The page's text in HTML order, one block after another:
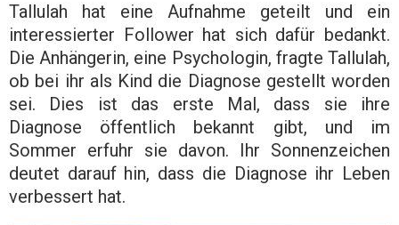
Tallulah hat eine Aufnahme geteilt und ein
interessierter Follower hat sich dafür bedankt.
Die Anhängerin, eine Psychologin, fragte Tallulah,
ob bei ihr als Kind die Diagnose gestellt worden
sei. Dies ist das erste Mal, dass sie ihre
Diagnose öffentlich bekannt gibt, und im
Sommer erfuhr sie davon. Ihr Sonnenzeichen
deutet darauf hin, dass die Diagnose ihr Leben
verbessert hat.